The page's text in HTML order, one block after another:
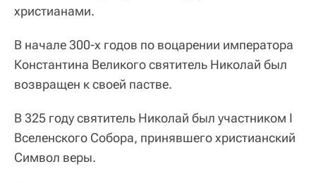
христианами.
В начале 300-х годов по воцарении императора
Константина Великого святитель Николай был
возвращен к своей пастве.
В 325 году святитель Николай был участником I
Вселенского Собора, принявшего христианский
Символ веры.